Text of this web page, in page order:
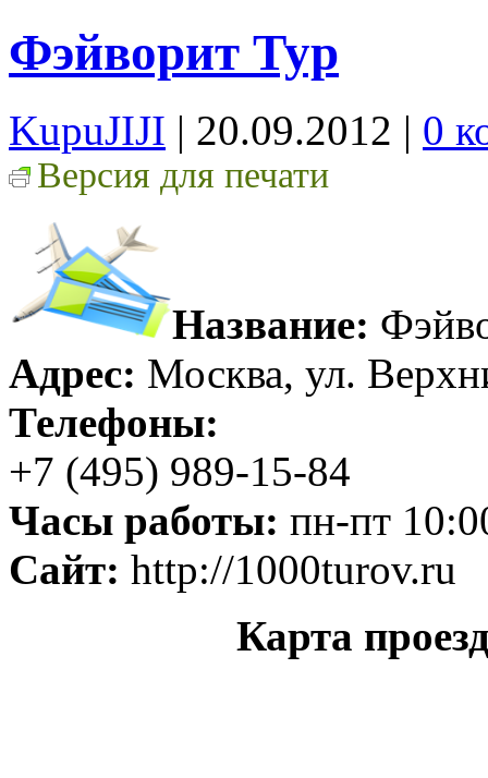
Фэйворит Тур
KupuJIJI | 20.09.2012 | 0
Версия для печати
Название:
Адрес: Москва, ул.
Телефоны:
+7 (495) 989-15-84
Часы работы: пн-пт
Сайт: http://1000turov.ru
Карта